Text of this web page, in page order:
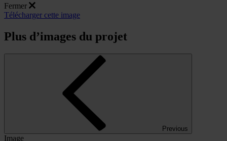
Fermer
Télécharger cette image
Plus d’images du projet
Previous
Image